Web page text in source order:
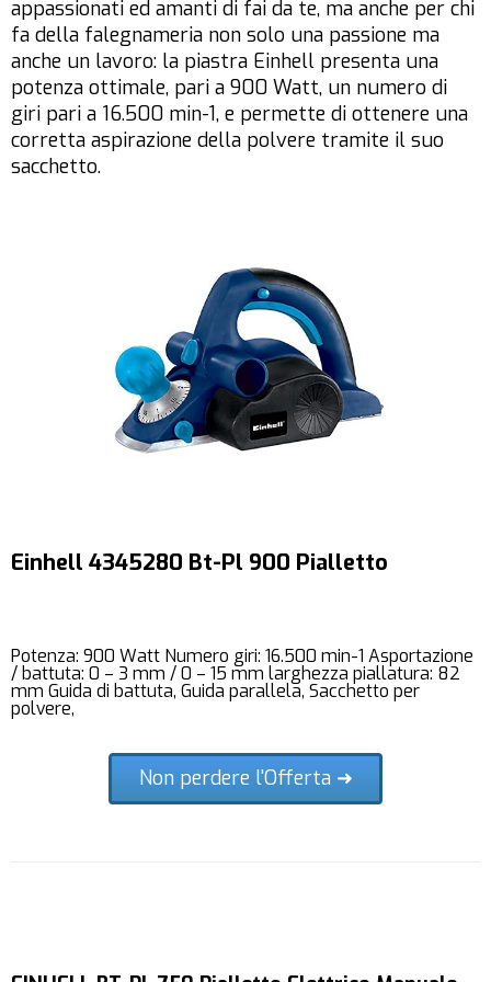
appassionati ed amanti di fai da te, ma anche per chi
fa della falegnameria non solo una passione ma
anche un lavoro: la piastra Einhell presenta una
potenza ottimale, pari a 900 Watt, un numero di
giri pari a 16.500 min-1, e permette di ottenere una
corretta aspirazione della polvere tramite il suo
sacchetto.
Einhell 4345280 Bt-Pl 900 Pialletto
Potenza: 900 Watt Numero giri: 16.500 min-1 Asportazione
/ battuta: 0 – 3 mm / 0 – 15 mm larghezza piallatura: 82
mm Guida di battuta, Guida parallela, Sacchetto per
polvere,
Non perdere l'Offerta ➜